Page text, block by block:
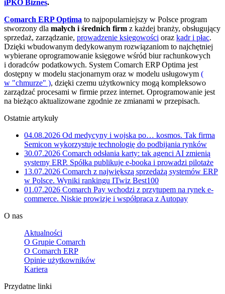
iPKO Biznes.
Comarch ERP Optima to najpopularniejszy w Polsce program
stworzony dla małych i średnich firm z każdej branży, obsługujący
sprzedaż, zarządzanie, prowadzenie księgowości oraz kadr i płac.
Dzięki wbudowanym dedykowanym rozwiązaniom to najchętniej
wybierane oprogramowanie księgowe wśród biur rachunkowych
i doradców podatkowych. System Comarch ERP Optima jest
dostępny w modelu stacjonarnym oraz w modelu usługowym (
w "chmurze" ), dzięki czemu użytkownicy mogą kompleksowo
zarządzać procesami w firmie przez internet. Oprogramowanie jest
na bieżąco aktualizowane zgodnie ze zmianami w przepisach.
Ostatnie artykuły
04.08.2026 Od medycyny i wojska po… kosmos. Tak firma
Semicon wykorzystuje technologię do podbijania rynków
30.07.2026 Comarch odsłania karty: tak agenci AI zmienią
systemy ERP. Spółka publikuje e-booka i prowadzi pilotaże
13.07.2026 Comarch z największą sprzedażą systemów ERP
w Polsce. Wyniki rankingu ITwiz Best100
01.07.2026 Comarch Pay wchodzi z przytupem na rynek e-
commerce. Niskie prowizje i współpraca z Autopay
O nas
Aktualności
O Grupie Comarch
O Comarch ERP
Opinie użytkowników
Kariera
Przydatne linki